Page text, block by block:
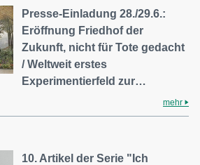
Presse-Einladung 28./29.6.:
Eröffnung Friedhof der
Zukunft, nicht für Tote gedacht
/ Weltweit erstes
Experimentierfeld zur…
mehr
10. Artikel der Serie "Ich